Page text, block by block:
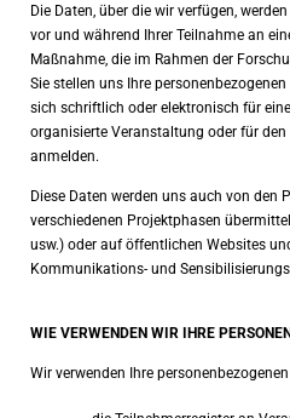
Die Daten, über die wir verfügen,
vor und während Ihrer Teilnahme an
Maßnahme, die im Rahmen der
Sie stellen uns Ihre
sich schriftlich oder elektronisch für
organisierte Veranstaltung oder für
anmelden.
Diese Daten werden uns auch von den
verschiedenen Projektphasen
usw.) oder auf öffentlichen Websites
Kommunikations- und
WIE VERWENDEN WIR IHRE
Wir verwenden Ihre